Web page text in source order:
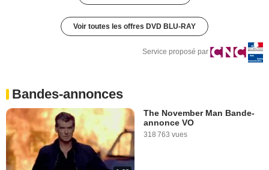
Voir toutes les offres DVD BLU-RAY
Service proposé par
Bandes-annonces
The November Man Bande-
annonce VO
318 763 vues